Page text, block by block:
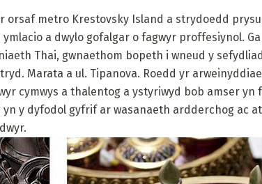
orsaf metro Krestovsky Island a strydoedd
a dwylo gofalgar o fagwyr proffesiynol.
Thai, gwnaethom bopeth i wneud y
Marata a ul. Tipanova. Roedd yr
cymwys a thalentog a ystyriwyd bob amser yn
yn y dyfodol gyfrif ar wasanaeth ardderchog ac